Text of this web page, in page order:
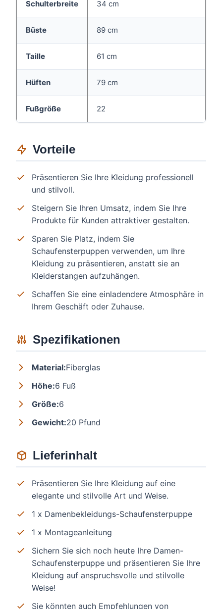
Schulterbreite 34 cm
Büste 89 cm
Taille 61 cm
Hüften 79 cm
Fußgröße 22
Vorteile
Präsentieren Sie Ihre Kleidung professionell
und stilvoll.
Steigern Sie Ihren Umsatz, indem Sie Ihre
Produkte für Kunden attraktiver gestalten.
Sparen Sie Platz, indem Sie
Schaufensterpuppen verwenden, um Ihre
Kleidung zu präsentieren, anstatt sie an
Kleiderstangen aufzuhängen.
Schaffen Sie eine einladendere Atmosphäre in
Ihrem Geschäft oder Zuhause.
Spezifikationen
Material:Fiberglas
Höhe:6 Fuß
Größe:6
Gewicht:20 Pfund
Lieferinhalt
Präsentieren Sie Ihre Kleidung auf eine
elegante und stilvolle Art und Weise.
1 x Damenbekleidungs-Schaufensterpuppe
1 x Montageanleitung
Sichern Sie sich noch heute Ihre Damen-
Schaufensterpuppe und präsentieren Sie Ihre
Kleidung auf anspruchsvolle und stilvolle
Weise!
Sie könnten auch Empfehlungen von